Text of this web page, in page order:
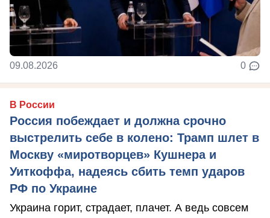
09.08.2026 0
В России
Россия побеждает и должна срочно
выстрелить себе в колено: Трамп шлет в
Москву «миротворцев» Кушнера и
Уиткоффа, надеясь сбить темп ударов
РФ по Украине
Украина горит, страдает, плачет. А ведь совсем